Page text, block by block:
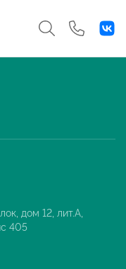
дом 12, лит.А,
405